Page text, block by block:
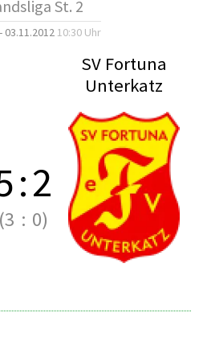
St. 2
03.11.2012 10:30 Uhr
SV Fortuna
Unterkatz
:2
(3 : 0)